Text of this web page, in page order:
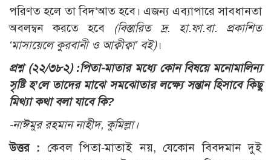
পরিণত হলে তা বিদ‘আত হবে। এজন্য এব্যাপারে সাবধানতা
অবলম্বন করতে হবে (বিস্তারিত দ্র. হা.ফা.বা. প্রকাশিত
‘মাসায়েলে কুরবানী ও আক্বীক্বা’ বই)।
প্রশ্ন (২২/৩৮২) :পিতা-মাতার মধ্যে কোন বিষয়ে মনোমালিন্য
সৃষ্টি হ’লে তাদের মাঝে সমঝোতার লক্ষ্যে সন্তান হিসাবে কিছু
মিথ্যা কথা বলা যাবে কি?
-নাঈমুর রহমান নাহীদ, কুমিল্লা।
উত্তর : কেবল পিতা-মাতাই নয়, যেকোন বিবদমান দুই